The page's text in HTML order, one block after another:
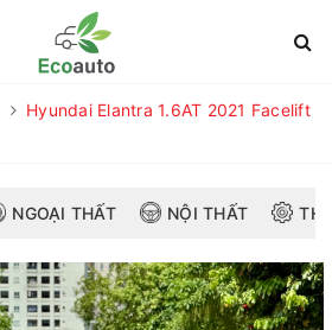
Hyundai Elantra 1.6AT 2021 Facelift
NGOẠI THẤT NỘI THẤT